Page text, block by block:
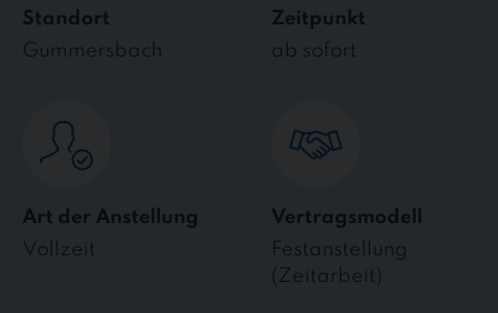
Standort
Gummersbach
Zeitpunkt
ab sofort
Art der Anstellung
Vollzeit
Vertragsmodell
Festanstellung
(Zeitarbeit)